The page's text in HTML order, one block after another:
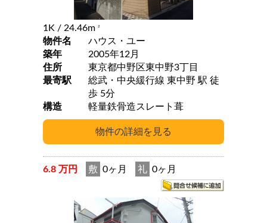
1K / 24.46m 2
物件名
ハウス・ユー
築年
2005年12月
住所
東京都中野区東中野3丁目
最寄駅
総武・中央緩行線 東中野 駅 徒
歩 5分
構造
軽量鉄骨造スレート葺
6.8 万円 敷 0ヶ月 礼 0ヶ月